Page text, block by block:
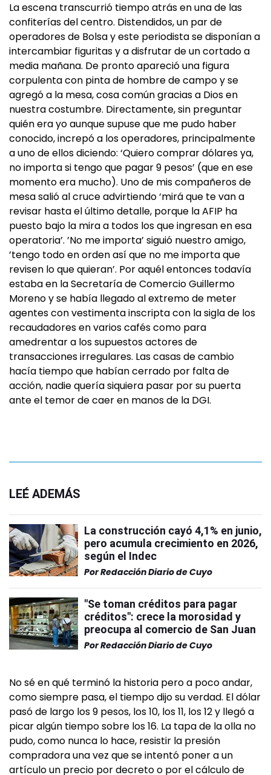
La escena transcurrió tiempo atrás en una de las
confiterías del centro. Distendidos, un par de
operadores de Bolsa y este periodista se disponían a
intercambiar figuritas y a disfrutar de un cortado a
media mañana. De pronto apareció una figura
corpulenta con pinta de hombre de campo y se
agregó a la mesa, cosa común gracias a Dios en
nuestra costumbre. Directamente, sin preguntar
quién era yo aunque supuse que me pudo haber
conocido, increpó a los operadores, principalmente
a uno de ellos diciendo: ‘Quiero comprar dólares ya,
no importa si tengo que pagar 9 pesos’ (que en ese
momento era mucho). Uno de mis compañeros de
mesa salió al cruce advirtiendo ‘mirá que te van a
revisar hasta el último detalle, porque la AFIP ha
puesto bajo la mira a todos los que ingresan en esa
operatoria’. ’No me importa’ siguió nuestro amigo,
’tengo todo en orden así que no me importa que
revisen lo que quieran’. Por aquél entonces todavía
estaba en la Secretaría de Comercio Guillermo
Moreno y se había llegado al extremo de meter
agentes con vestimenta inscripta con la sigla de los
recaudadores en varios cafés como para
amedrentar a los supuestos actores de
transacciones irregulares. Las casas de cambio
hacía tiempo que habían cerrado por falta de
acción, nadie quería siquiera pasar por su puerta
ante el temor de caer en manos de la DGI.
LEÉ ADEMÁS
La construcción cayó 4,1% en junio,
pero acumula crecimiento en 2026,
según el Indec
PorRedacción Diario de Cuyo
"Se toman créditos para pagar
créditos": crece la morosidad y
preocupa al comercio de San Juan
PorRedacción Diario de Cuyo
No sé en qué terminó la historia pero a poco andar,
como siempre pasa, el tiempo dijo su verdad. El dólar
pasó de largo los 9 pesos, los 10, los 11, los 12 y llegó a
picar algún tiempo sobre los 16. La tapa de la olla no
pudo, como nunca lo hace, resistir la presión
compradora una vez que se intentó poner a un
artículo un precio por decreto o por el cálculo de